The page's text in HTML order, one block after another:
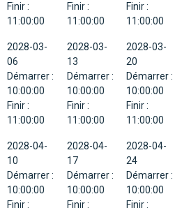
Finir :
11:00:00
Finir :
11:00:00
Finir :
11:00:00
2028-03-
06
Démarrer :
10:00:00
Finir :
11:00:00
2028-03-
13
Démarrer :
10:00:00
Finir :
11:00:00
2028-03-
20
Démarrer :
10:00:00
Finir :
11:00:00
2028-04-
10
Démarrer :
10:00:00
Finir :
2028-04-
17
Démarrer :
10:00:00
Finir :
2028-04-
24
Démarrer :
10:00:00
Finir :